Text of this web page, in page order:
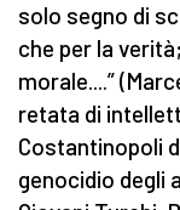
solo segno di
che per la
morale....”
retata di
Costantinopoli
genocidio degli